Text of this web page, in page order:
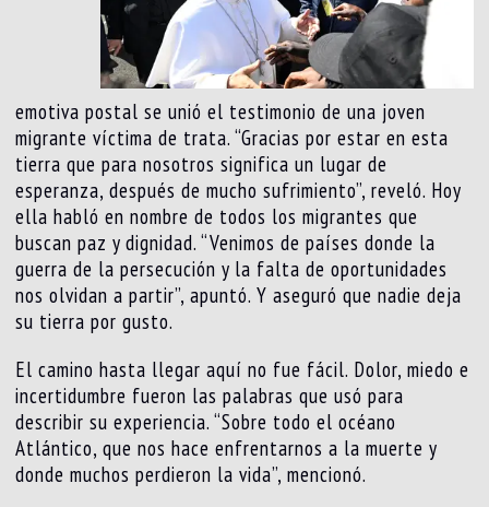
emotiva postal se unió el testimonio de una joven
migrante víctima de trata. “Gracias por estar en esta
tierra que para nosotros significa un lugar de
esperanza, después de mucho sufrimiento”, reveló. Hoy
ella habló en nombre de todos los migrantes que
buscan paz y dignidad. “Venimos de países donde la
guerra de la persecución y la falta de oportunidades
nos olvidan a partir”, apuntó. Y aseguró que nadie deja
su tierra por gusto.
El camino hasta llegar aquí no fue fácil. Dolor, miedo e
incertidumbre fueron las palabras que usó para
describir su experiencia. “Sobre todo el océano
Atlántico, que nos hace enfrentarnos a la muerte y
donde muchos perdieron la vida”, mencionó.